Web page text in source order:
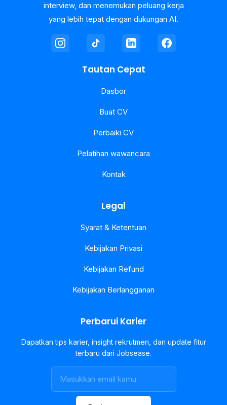
interview, dan menemukan peluang kerja
yang lebih tepat dengan dukungan AI.
Tautan Cepat
Dasbor
Buat CV
Perbaiki CV
Pelatihan wawancara
Kontak
Legal
Syarat & Ketentuan
Kebijakan Privasi
Kebijakan Refund
Kebijakan Berlangganan
Perbarui Karier
Dapatkan tips karier, insight rekrutmen, dan update fitur
terbaru dari Jobsease.